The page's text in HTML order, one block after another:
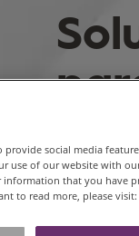
Los
reutilización
social media
use of our website with
that you have
to read more, please visit: